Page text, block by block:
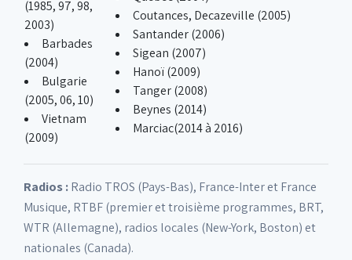
(1985, 97, 98,
2003)
Barbades
(2004)
Bulgarie
(2005, 06, 10)
Vietnam
(2009)
Coutances, Decazeville (2005)
Santander (2006)
Sigean (2007)
Hanoï (2009)
Tanger (2008)
Beynes (2014)
Marciac(2014 à 2016)
Radios :Radio TROS (Pays-Bas), France-Inter et France
Musique, RTBF (premier et troisième programmes, BRT,
WTR (Allemagne), radios locales (New-York, Boston) et
nationales (Canada).